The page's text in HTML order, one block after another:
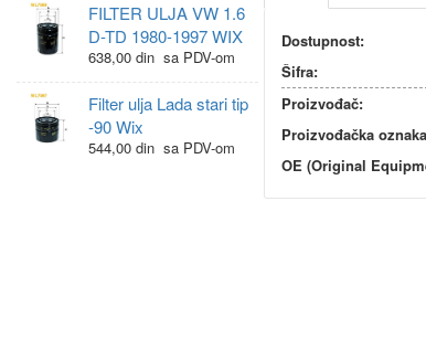
FILTER ULJA VW 1.6
D-TD 1980-1997 WIX
638,00 din sa PDV-om
Filter ulja Lada stari tip
-90 Wix
544,00 din sa PDV-om
Dostupnost:
Šifra:
Proizvođač:
Proizvođačka
OE (Original